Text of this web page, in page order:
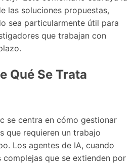
las soluciones propuestas,
sea particularmente útil para
que trabajan con
Qué Se Trata
se centra en cómo gestionar
que requieren un trabajo
Los agentes de IA, cuando
que se extienden por